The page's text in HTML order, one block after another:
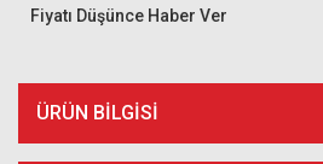
Fiyatı Düşünce Haber Ver
ÜRÜN BILGISI